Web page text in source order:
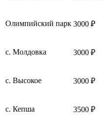
Олимпийский парк 3000 ₽
с. Молдовка 3000 ₽
с. Высокое 3000 ₽
с. Кепша 3500 ₽